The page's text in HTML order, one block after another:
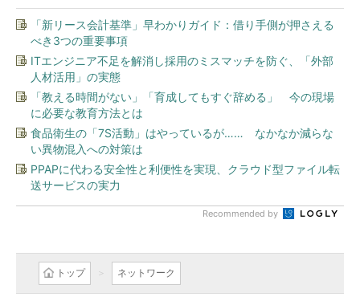
「新リース会計基準」早わかりガイド：借り手側が押さえる
べき3つの重要事項
ITエンジニア不足を解消し採用のミスマッチを防ぐ、「外部
人材活用」の実態
「教える時間がない」「育成してもすぐ辞める」 今の現場
に必要な教育方法とは
食品衛生の「7S活動」はやっているが…… なかなか減らな
い異物混入への対策は
PPAPに代わる安全性と利便性を実現、クラウド型ファイル転
送サービスの実力
Recommended by
トップ ネットワーク